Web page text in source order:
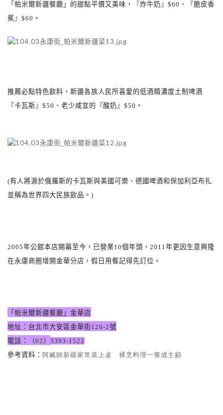
「帕米爾新疆餐廳」的甜點平價又美味，『炸牛奶』 $60 、『脆皮香
蕉』 $60 。
推薦必點特色飲料，新疆各族人民所喜愛的低酒精濃度土制啤酒
『卡瓦斯』 $50 、老少咸宜的『酸奶』 $50 。
(有人將源於俄羅斯的卡瓦斯與美國可樂、德國啤酒和保加利亞布扎
並稱為世界四大民族飲品。)
2005年公館本店開幕至今，已營業10個年頭， 2011年更因生意興隆
在永康商圈增開金華分店，假日用餐記得先訂位。
「帕米爾新疆餐廳」金華店
地址：台北市大安區金華街126-2號
電話：（02 ） 3393-1522
參考資料： 阿臧師新疆家常菜上桌 裸烹料理一嘗成主顧